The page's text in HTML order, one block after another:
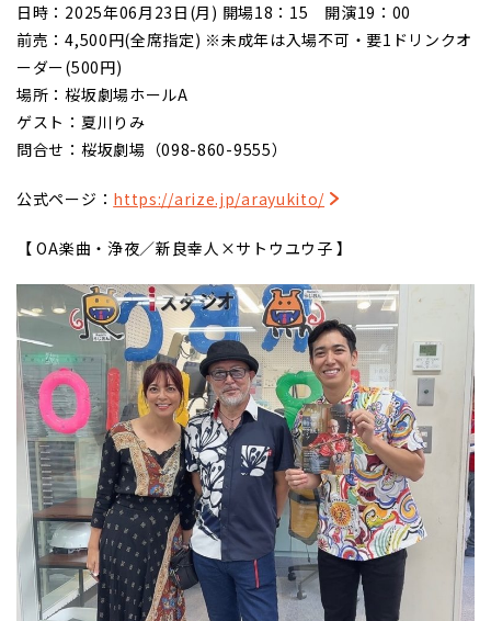
日時：2025年06月23日(月) 開場18：15 開演19：00
前売：4,500円(全席指定) ※未成年は入場不可・要1ドリンクオ
ーダー(500円)
場所：桜坂劇場ホールA
ゲスト：夏川りみ
問合せ：桜坂劇場（098-860-9555）
公式ページ： https://arize.jp/arayukito/
【 OA楽曲・浄夜／新良幸人×サトウユウ子 】